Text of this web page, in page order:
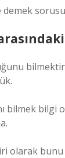
bilmek bilgi
olarak bunu